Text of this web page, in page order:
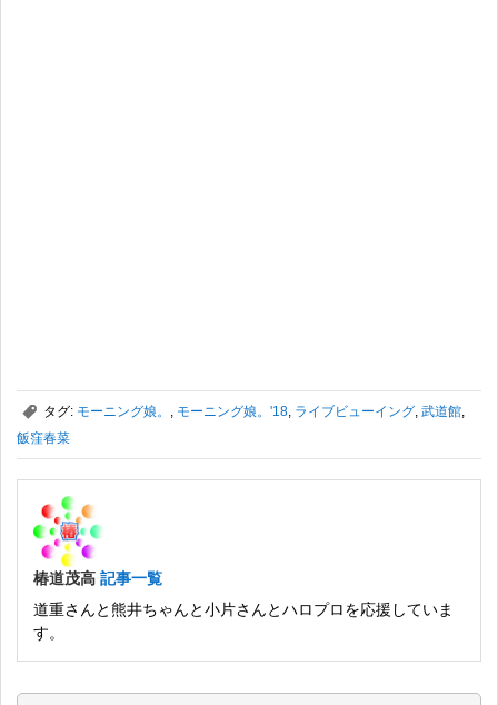
, タグ: モーニング娘。 , モーニング娘。'18, ライブビューイング, 武道館,
飯窪春菜
椿道茂高 記事一覧
道重さんと熊井ちゃんと小片さんとハロプロを応援していま
す。